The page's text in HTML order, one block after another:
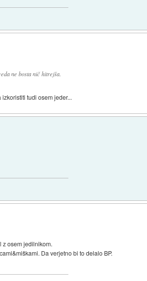
ne bosta nič hitrejša.
tudi osem jeder...
z osem jedilnikom.
Da verjetno bi to delalo BP.